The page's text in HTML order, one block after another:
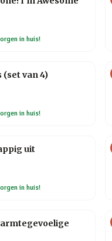
in huis!
(set van 4)
in huis!
uit
in huis!